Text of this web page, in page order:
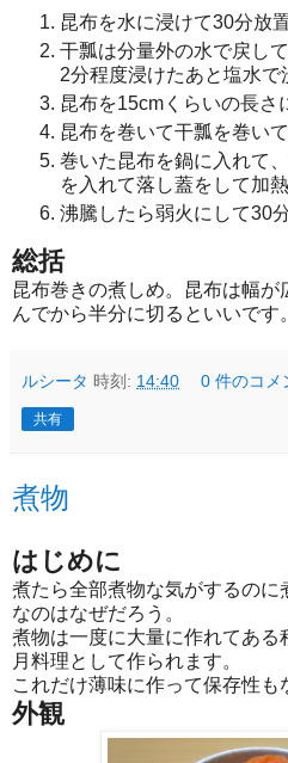
昆布を水に浸けて30分放置
干瓢は分量外の水で戻し
2分程度浸けたあと塩水で
昆布を15cmくらいの長さ
昆布を巻いて干瓢を巻い
巻いた昆布を鍋に入れて
を入れて落し蓋をして加熱
沸騰したら弱火にして30分
総括
昆布巻きの煮しめ。昆布は幅
んでから半分に切るといいです。
ルシータ 時刻: 14:40 0 件のコメ
共有
煮物
はじめに
煮たら全部煮物な気がするのに
なのはなぜだろう。
煮物は一度に大量に作れてある
月料理として作られます。
これだけ薄味に作って保存性も
外観